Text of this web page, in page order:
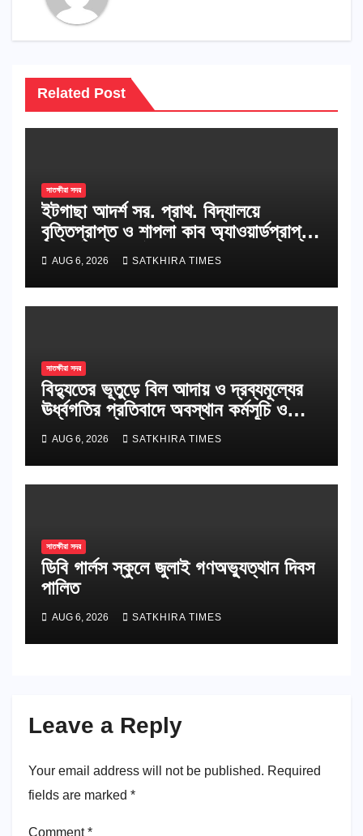
Related Post
সাতক্ষীরা সদর
ইটগাছা আদর্শ সর. প্রাথ. বিদ্যালয়ে
বৃত্তিপ্রাপ্ত ও শাপলা কাব অ্যাওয়ার্ডপ্রাপ্ত
শিক্ষার্থীদের সংবর্ধনা
AUG 6, 2026 SATKHIRA TIMES
সাতক্ষীরা সদর
বিদ্যুতের ভূতুড়ে বিল আদায় ও দ্রব্যমূল্যের
ঊর্ধ্বগতির প্রতিবাদে অবস্থান কর্মসূচি ও
স্মারকলিপি
AUG 6, 2026 SATKHIRA TIMES
সাতক্ষীরা সদর
ডিবি গার্লস স্কুলে জুলাই গণঅভ্যুত্থান দিবস
পালিত
AUG 6, 2026 SATKHIRA TIMES
Leave a Reply
Your email address will not be published. Required
fields are marked *
Comment*